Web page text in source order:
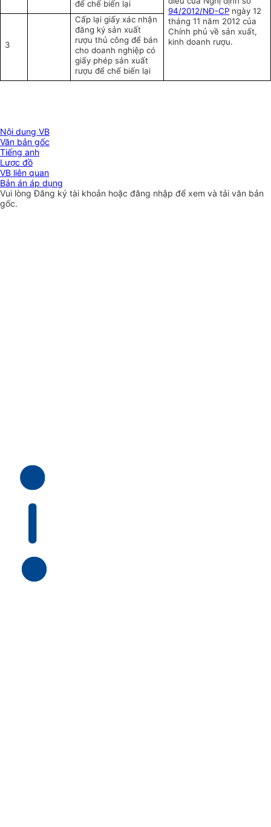
94/2012/NĐ-CP ngày 12
tháng 11 năm 2012 của
Chính phủ về sản xuất,
kinh doanh rượu.
để chế biến lại
3
Cấp lại giấy xác nhận
đăng ký sản xuất
rượu thủ công để bán
cho doanh nghiệp có
giấy phép sản xuất
rượu để chế biến lại
Nội dung VB
Văn bản gốc
Tiếng anh
Lược đồ
VB liên quan
Bản án áp dụng
Vui lòngĐăng ký tài khoản hoặc đăng nhập để xem và tải văn bản
gốc.